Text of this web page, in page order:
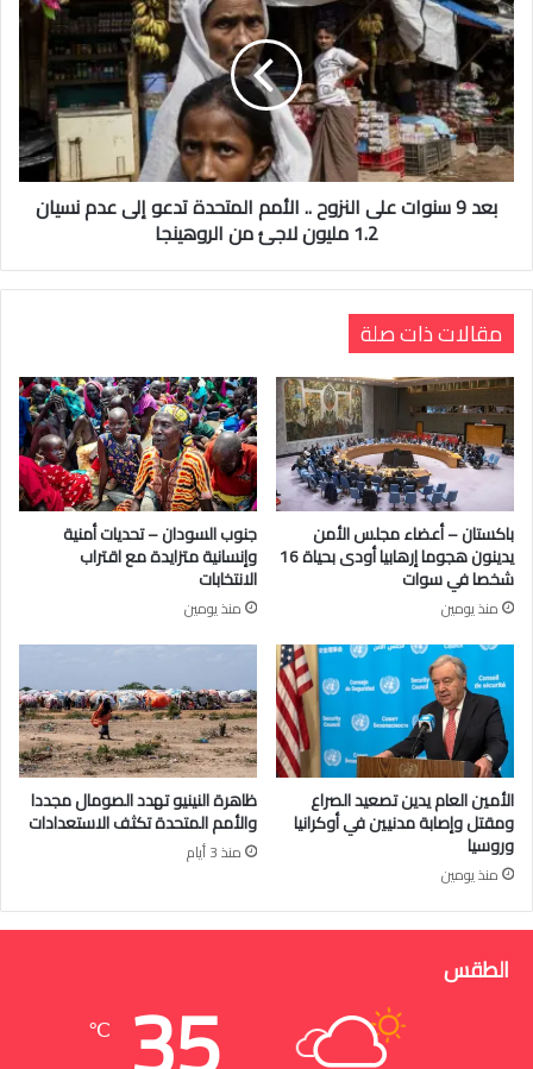
بعد 9 سنوات على النزوح .. الأمم المتحدة تدعو إلى عدم نسيان
1.2 مليون لاجئ من الروهينجا
مقالات ذات صلة
باكستان – أعضاء مجلس الأمن
يدينون هجوما إرهابيا أودى بحياة 16
شخصا في سوات
منذ يومين
جنوب السودان – تحديات أمنية
وإنسانية متزايدة مع اقتراب
الانتخابات
منذ يومين
الأمين العام يدين تصعيد الصراع
ومقتل وإصابة مدنيين في أوكرانيا
وروسيا
منذ يومين
ظاهرة النينيو تهدد الصومال مجددا
والأمم المتحدة تكثف الاستعدادات
منذ 3 أيام
الطقس
℃